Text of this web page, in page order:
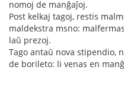
nomoj de manĝaĵoj.
Post kelkaj tagoj, restis
maldekstra msno:
laŭ prezoj.
Tago antaŭ nova stipendio,
de borileto: li venas en